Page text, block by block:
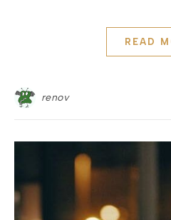
READ
renov